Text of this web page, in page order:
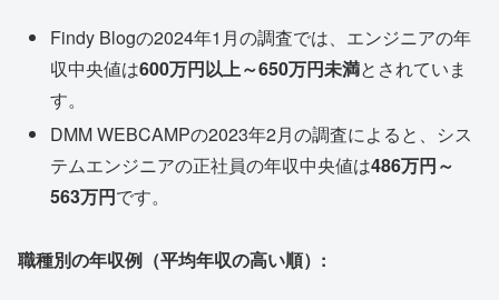
Findy Blogの2024年1月の調査では、エンジニアの年
収中央値は600万円以上～650万円未満とされていま
す。
DMM WEBCAMPの2023年2月の調査によると、シス
テムエンジニアの正社員の年収中央値は486万円～
563万円です。
職種別の年収例（平均年収の高い順）: